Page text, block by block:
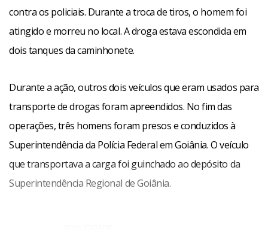
contra os policiais. Durante a troca de tiros, o homem foi
atingido e morreu no local. A droga estava escondida em
dois tanques da caminhonete.
Durante a ação, outros dois veículos que eram usados para
transporte de drogas foram apreendidos. No fim das
operações, três homens foram presos e conduzidos à
Superintendência da Polícia Federal em Goiânia. O veículo
que transportava a carga foi guinchado ao depósito da
Superintendência Regional de Goiânia.